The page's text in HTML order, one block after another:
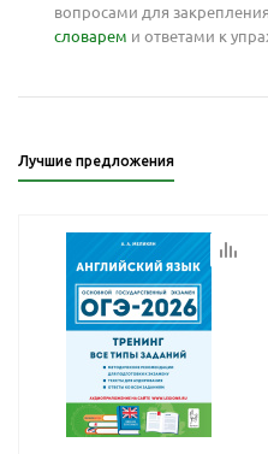
вопросами для
словарем и ответами к
Лучшие предложения